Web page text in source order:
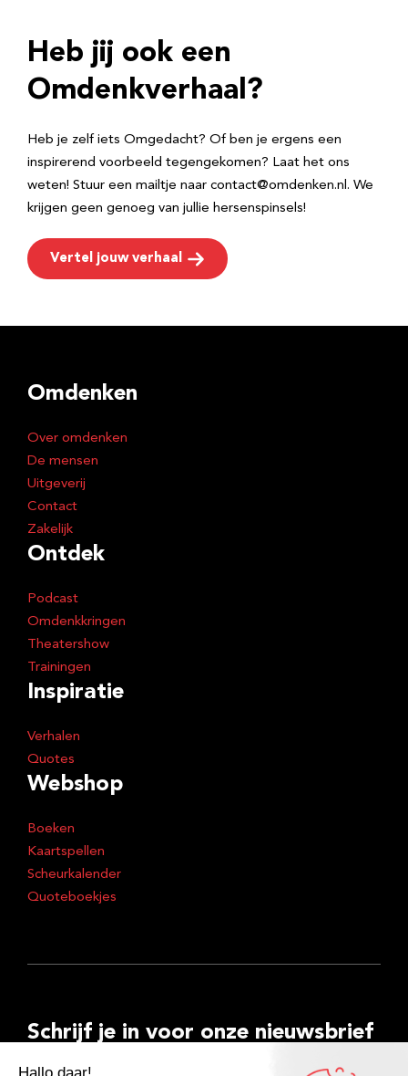
r
e
Heb jij ook een
Omdenkverhaal?
Heb je zelf iets Omgedacht? Of ben je ergens een
inspirerend voorbeeld tegengekomen? Laat het ons
weten! Stuur een mailtje naar contact@omdenken.nl. We
krijgen geen genoeg van jullie hersenspinsels!
Vertel jouw verhaal
Omdenken
Over omdenken
De mensen
Uitgeverij
Contact
Zakelijk
Ontdek
Podcast
Omdenkkringen
Theatershow
Trainingen
Inspiratie
Verhalen
Quotes
Webshop
Boeken
Kaartspellen
Scheurkalender
Quoteboekjes
Schrijf je in voor onze nieuwsbrief